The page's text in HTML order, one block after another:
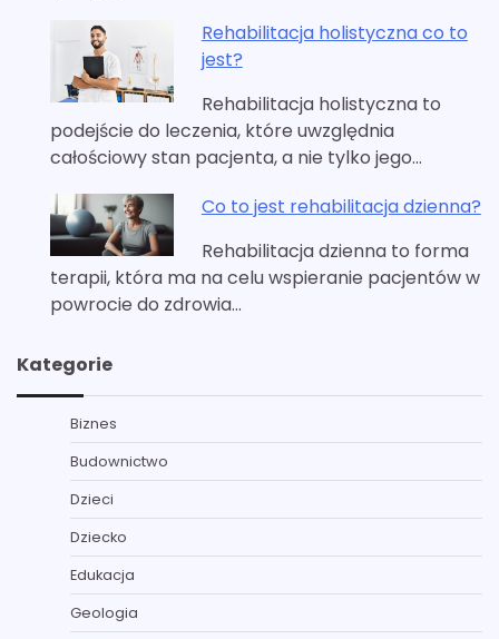
Rehabilitacja holistyczna co to
jest?
Rehabilitacja holistyczna to
podejście do leczenia, które uwzględnia
całościowy stan pacjenta, a nie tylko jego…
Co to jest rehabilitacja dzienna?
Rehabilitacja dzienna to forma
terapii, która ma na celu wspieranie pacjentów w
powrocie do zdrowia…
Kategorie
Biznes
Budownictwo
Dzieci
Dziecko
Edukacja
Geologia